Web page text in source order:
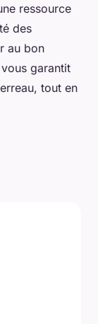
ressource
des
au bon
garantit
tout en